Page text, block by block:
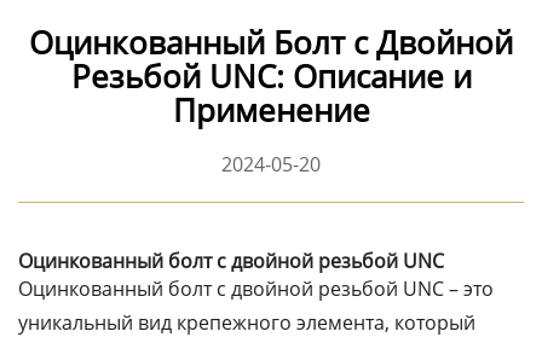
Оцинкованный Болт с Двойной
Резьбой UNC: Описание и
Применение
2024-05-20
Оцинкованный болт с двойной резьбой UNC
Оцинкованный болт с двойной резьбой UNC – это
уникальный вид крепежного элемента, который